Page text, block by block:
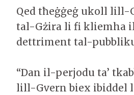
Qed tħeġġeġ ukoll lill-
tal-Gżira li fi kliemha
dettriment tal-
“Dan il-perjodu ta’
lill-Gvern biex ibiddel